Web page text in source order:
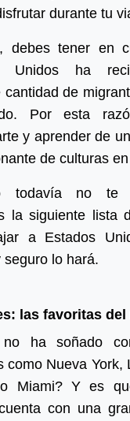
durante tu
debes tener en
Unidos ha
cantidad de
Por esta
y aprender de
de culturas
todavía no te
la siguiente lista
a Estados
seguro lo hará.
las favoritas del
no ha soñado
como Nueva York,
Miami? Y es
con una